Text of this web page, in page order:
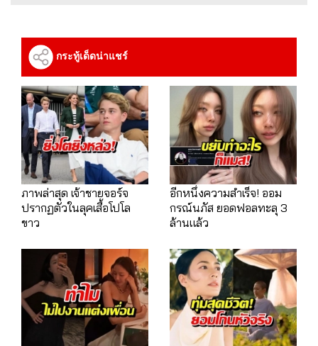
กระทู้เด็ดน่าแชร์
ภาพล่าสุด เจ้าชายจอร์จ
ปรากฏตัวในลุคเสื้อโปโล
ขาว
อีกหนึ่งความสำเร็จ! ออม
กรณ์นภัส ยอดฟอลทะลุ 3
ล้านแล้ว